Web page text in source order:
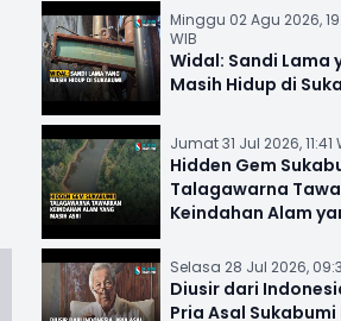
Sejarah
Minggu 02 Agu 2026,
WIB
Widal: Sandi Lama
Masih Hidup di
Jumat 31 Jul 2026, 11:41
Hidden Gem
Talagawarna
Keindahan Alam
Selasa 28 Jul 2026,
Diusir dari
Pria Asal Sukabumi